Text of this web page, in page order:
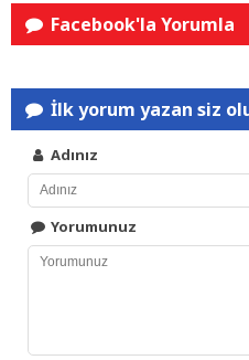
Facebook'la Yorumla
İlk yorum yazan siz
Adınız
Yorumunuz